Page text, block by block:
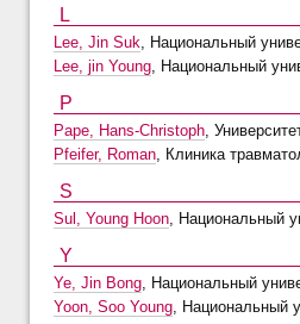
L
Lee, Jin Suk , Национальный
Lee, jin Young, Национальный
P
Pape, Hans-Christoph,
Pfeifer, Roman, Клиника
S
Sul, Young Hoon, Национальный
Y
Ye, Jin Bong, Национальный
Yoon, Soo Young, Национальный